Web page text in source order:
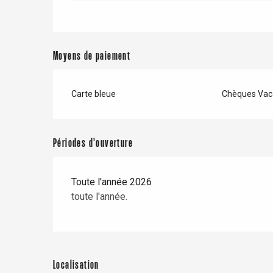
Moyens de paiement
Carte bleue Chèques
Périodes d'ouverture
Toute l'année 2026
toute l'année.
Localisation